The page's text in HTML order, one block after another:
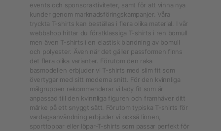
events och sponsoraktiviteter, samt för att vinna nya
kunder genom marknadsföringskampanjer. Våra
tryckta T-shirts kan beställas i flera olika material. I vår
webbshop hittar du förstklassiga T-shirts i ren bomull
men även T-shirts i en elastisk blandning av bomull
och polyester. Även när det gäller passformen finns
det flera olika varianter. Förutom den raka
basmodellen erbjuder vi T-shirts med slim fit som
övertygar med sitt moderna snitt. För den kvinnliga
målgruppen rekommenderar vi lady fit som är
anpassad till den kvinnliga figuren och framhäver ditt
märke på ett snyggt sätt. Förutom typiska T-shirts för
vardagsanvändning erbjuder vi också linnen,
sporttoppar eller löpar-T-shirts som passar perfekt för